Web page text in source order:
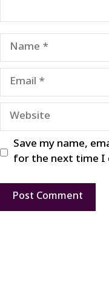
Name
Email
Website
Save my name,
for the next time I